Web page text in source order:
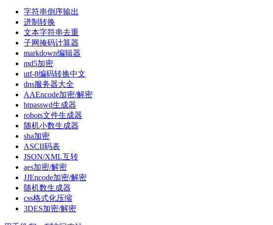
字符串倒序输出
进制转换
文本字符串去重
子网掩码计算器
markdown编辑器
md5加密
utf-8编码转换中文
dns服务器大全
AAEncode加密/解密
htpasswd生成器
robots文件生成器
随机小数生成器
sha加密
ASCII码表
JSON/XML互转
aes加密/解密
JJEncode加密/解密
随机数生成器
css格式化压缩
3DES加密/解密